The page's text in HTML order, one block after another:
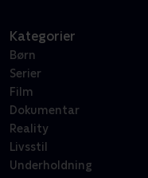
Kategorier
Børn
Serier
Film
Dokumentar
Reality
Livsstil
Underholdning